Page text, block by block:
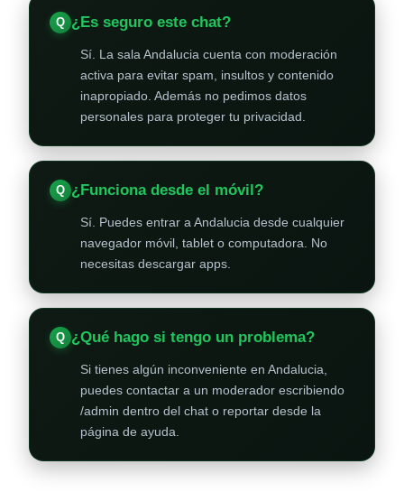
¿Es seguro este chat?
Sí. La sala Andalucia cuenta con moderación
activa para evitar spam, insultos y contenido
inapropiado. Además no pedimos datos
personales para proteger tu privacidad.
¿Funciona desde el móvil?
Sí. Puedes entrar a Andalucia desde cualquier
navegador móvil, tablet o computadora. No
necesitas descargar apps.
¿Qué hago si tengo un problema?
Si tienes algún inconveniente en Andalucia,
puedes contactar a un moderador escribiendo
/admin dentro del chat o reportar desde la
página de ayuda.